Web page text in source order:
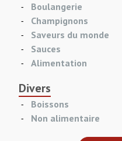
Boulangerie
Champignons
Saveurs du monde
Sauces
Alimentation
Divers
Boissons
Non alimentaire